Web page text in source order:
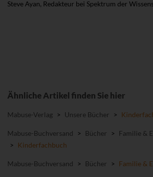
Steve Ayan, Redakteur bei Spektrum der
Ähnliche Artikel finden Sie hier
Mabuse-Verlag > Unsere Bücher >
Mabuse-Buchversand > Bücher > Familie &
> Kinderfachbuch
Mabuse-Buchversand > Bücher > Familie &